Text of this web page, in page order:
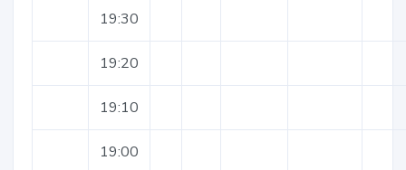
19:30
19:20
19:10
19:00